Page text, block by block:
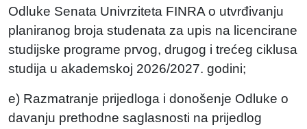
Odluke Senata Univrziteta FINRA o utvrđivanju
planiranog broja studenata za upis na licencirane
studijske programe prvog, drugog i trećeg ciklusa
studija u akademskoj 2026/2027. godini;
e) Razmatranje prijedloga i donošenje Odluke o
davanju prethodne saglasnosti na prijedlog